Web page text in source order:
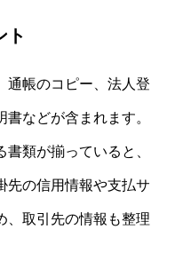
ト
通帳のコピー、法人登
などが含まれます。
類が揃っていると、
先の信用情報や支払サ
、取引先の情報も整理